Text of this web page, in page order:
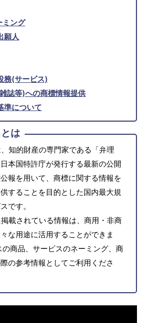
ミング
願人
務(サービス)
誌等)への商標情報提供
準について
は
知的財産の専門家である「弁理
本国特許庁が発行する最新の公開
報を用いて、商標に関する情報を
することを目的とした国内最大規
です。
載されている情報は、商用・非商
な用途に活用することができま
商品、サービスのネーミング、商
の参考情報としてご利用くださ